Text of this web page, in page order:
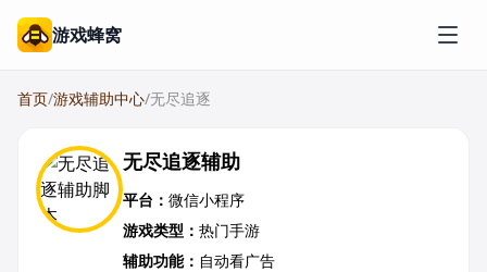
游戏蜂窝
首页/游戏辅助中心/无尽追逐
无尽追逐辅助
平台： 微信小程序
游戏类型： 热门手游
辅助功能： 自动看广告